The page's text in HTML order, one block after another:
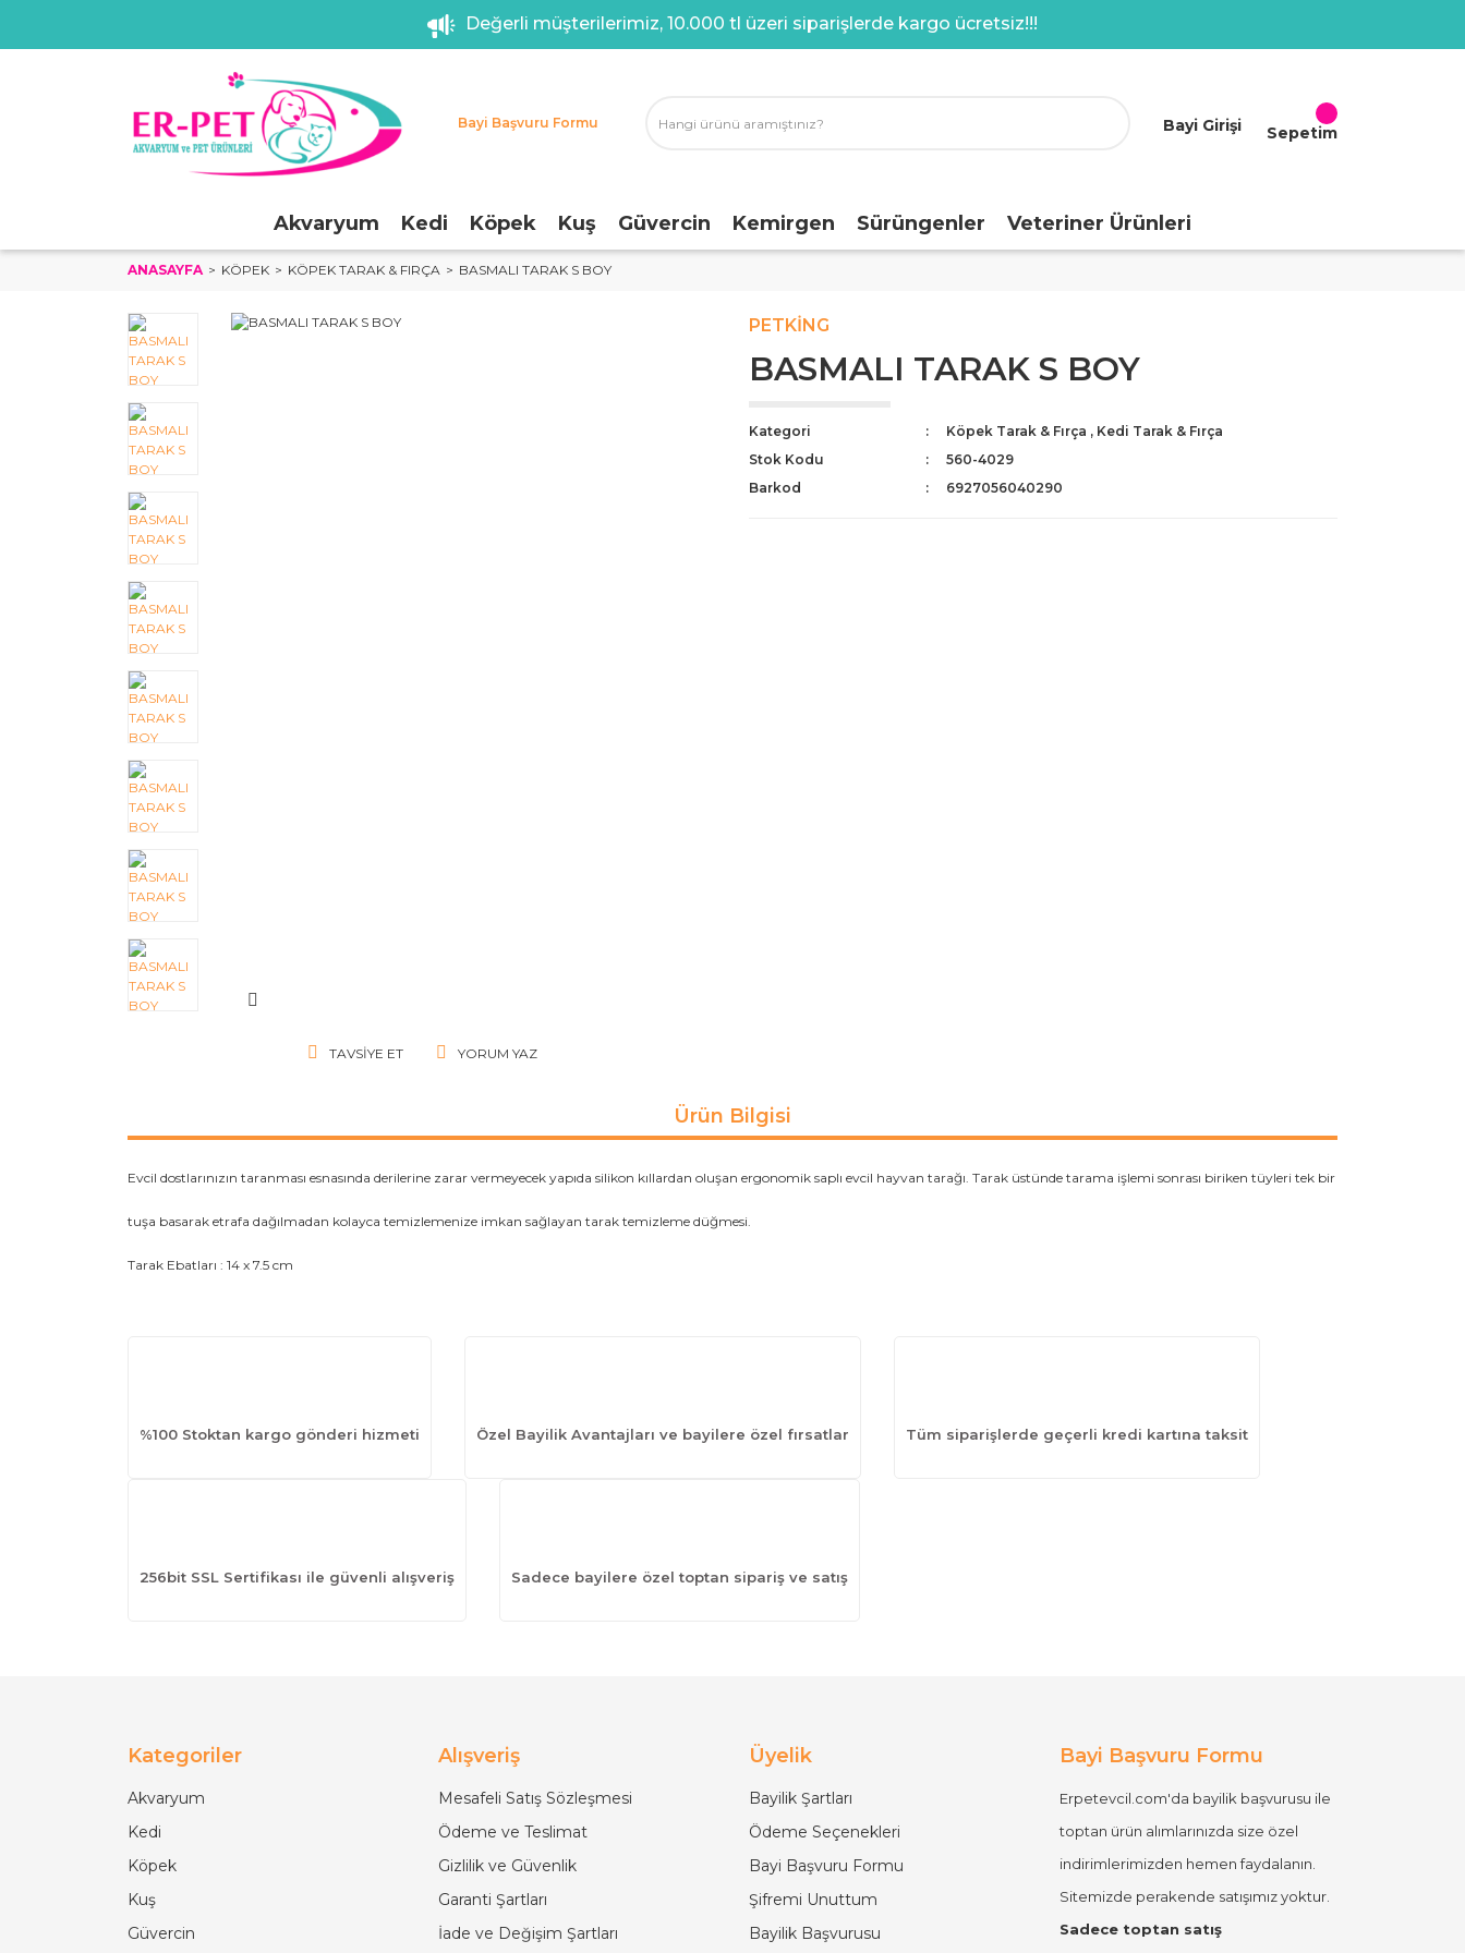
Değerli müşterilerimiz, 10.000 tl üzeri siparişlerde kargo ücretsiz!!!
Bayi Başvuru Formu Bayi Girişi Sepetim
Akvaryum Kedi Köpek Kuş Güvercin Kemirgen Sürüngenler Veteriner Ürünleri
ANASAYFA KÖPEK KÖPEK TARAK & FIRÇA BASMALI TARAK S BOY
TAVSIYE ET YORUM YAZ
PETKING
BASMALI TARAK S BOY
Kategori Köpek Tarak & Fırça , Kedi Tarak & Fırça
Stok Kodu
560-4029
Barkod
6927056040290
Ürün Bilgisi
Evcil dostlarınızın taranması esnasında derilerine zarar vermeyecek yapıda silikon kıllardan oluşan ergonomik saplı evcil hayvan tarağı. Tarak üstünde tarama işlemi sonrası biriken tüyleri tek bir
tuşa basarak etrafa dağılmadan kolayca temizlemenize imkan sağlayan tarak temizleme düğmesi.
Tarak Ebatları : 14 x 7.5 cm
%100 Stoktan kargo gönderi hizmeti Özel Bayilik Avantajları ve bayilere özel fırsatlar Tüm siparişlerde geçerli kredi kartına taksit
256bit SSL Sertifikası ile güvenli alışveriş Sadece bayilere özel toptan sipariş ve satış
Kategoriler
Akvaryum
Kedi
Köpek
Kuş
Güvercin
Alışveriş
Mesafeli Satış Sözleşmesi
Ödeme ve Teslimat
Gizlilik ve Güvenlik
Garanti Şartları
İade ve Değişim Şartları
Üyelik
Bayilik Şartları
Ödeme Seçenekleri
Bayi Başvuru Formu
Şifremi Unuttum
Bayilik Başvurusu
Bayi Başvuru Formu
Erpetevcil.com'da bayilik başvurusu ile
toptan ürün alımlarınızda size özel
indirimlerimizden hemen faydalanın.
Sitemizde perakende satışımız yoktur.
Sadece toptan satış